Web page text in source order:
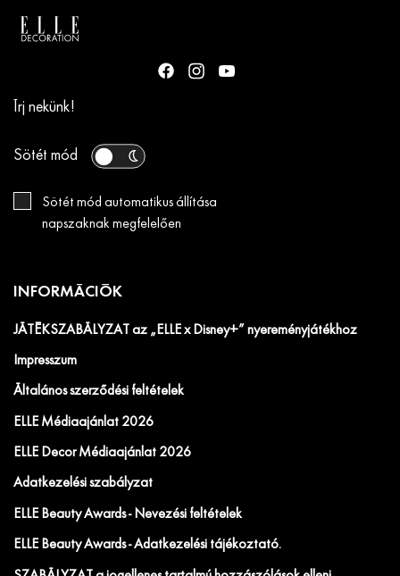
Írj nekünk!
Sötét mód
Sötét mód automatikus állítása
napszaknak megfelelően
INFORMÁCIÓK
JÁTÉKSZABÁLYZAT az „ELLE x Disney+” nyereményjátékhoz
Impresszum
Általános szerződési feltételek
ELLE Médiaajánlat 2026
ELLE Decor Médiaajánlat 2026
Adatkezelési szabályzat
ELLE Beauty Awards - Nevezési feltételek
ELLE Beauty Awards - Adatkezelési tájékoztató.